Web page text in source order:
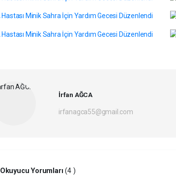
İrfan AĞCA
irfanagca55@gmail.com
Okuyucu Yorumları(4 )